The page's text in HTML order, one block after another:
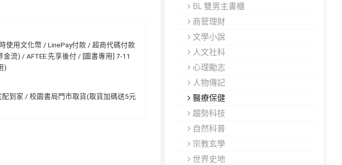
BL 雙男主書櫃
商管理財
文學小說
人文社科
心理勵志
人物傳記
醫療保健
趨勢科技
自然科普
宗教玄學
世界史地
用文化幣 / LinePay付款 / 超商代碼付款
流) / AFTEE 先享後付 / [圖書專用] 7-11
)
到家 / 校園書局門市取貨(取貨加碼送5元